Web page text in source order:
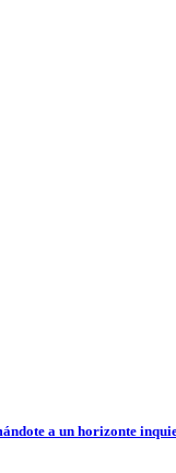
a un horizonte